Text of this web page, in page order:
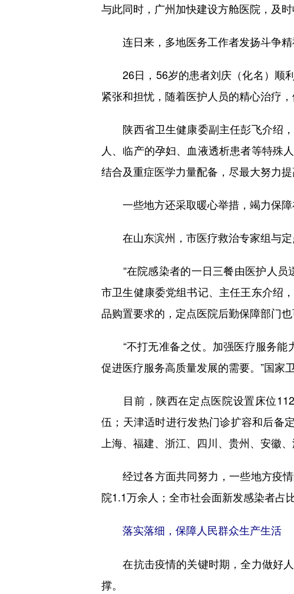
与此同时，广州加快建设方舱医院，及时
连日来，多地医务工作者发扬斗争精
26日，56岁的患者刘庆（化名）顺利
紧张和担忧，随着医护人员的精心治疗，
陕西省卫生健康委副主任彭飞介绍，
人、临产的孕妇、血液透析患者等特殊
结合及重症医学力量配备，尽最大努力提
一些地方还采取暖心举措，竭力保障
在山东滨州，市医疗救治专家组与定
“在院感染者的一日三餐由医护人员
市卫生健康委党组书记、主任王东介绍
品购置要求的，定点医院后勤保障部门也
“不打无准备之仗。加强医疗服务能力
促进医疗服务高质量发展的需要。”国家
目前，陕西在定点医院设置床位
伍；天津适时进行发热门诊扩容和后备
上海、福建、浙江、四川、贵州、安
经过各方面共同努力，一些地方疫情
院1.1万余人；全市社会面新发感染者占
落实落细，保障人民群众生产生活
在抗击疫情的关键时期，全力做好人
撑。